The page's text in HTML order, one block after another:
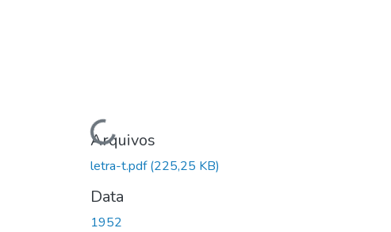
Carregando...
Arquivos
letra-t.pdf(225,25 KB)
Data
1952